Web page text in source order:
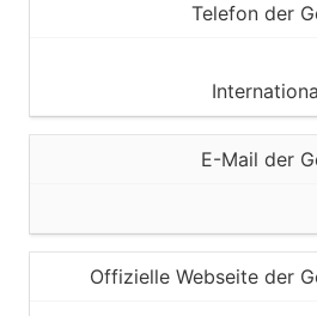
Telefon der
E-Mail der
Offizielle Webseite der